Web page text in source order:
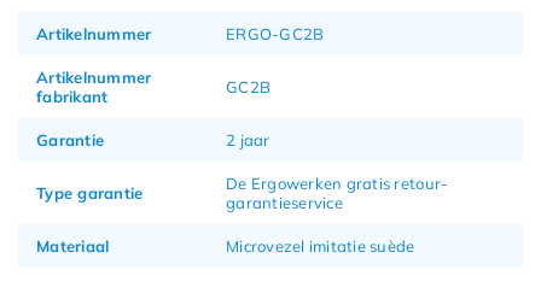
Artikelnummer ERGO-GC2B
Artikelnummer
fabrikant
GC2B
Garantie 2 jaar
Type garantie
De Ergowerken gratis retour-
garantieservice
Materiaal Microvezel imitatie suède